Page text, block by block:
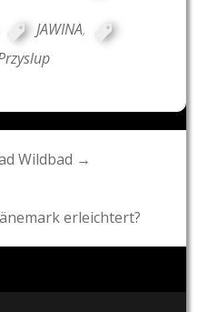
JAWINA,
Wildbad →
erleichtert?